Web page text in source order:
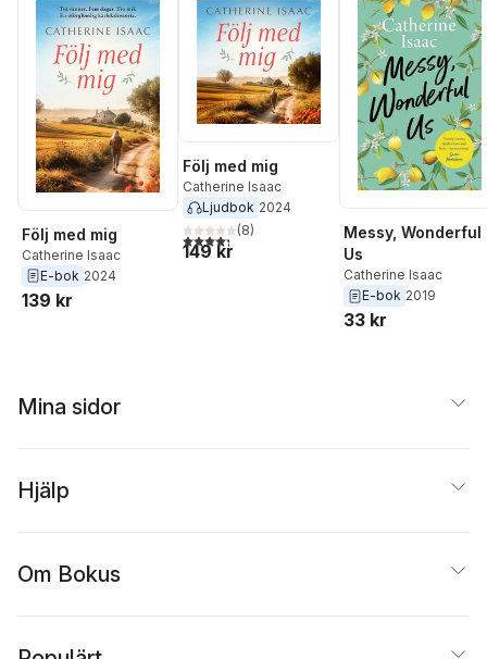
Följ med mig
Catherine Isaac
E-bok 2024
139 kr
Följ med mig
Catherine Isaac
Ljudbok 2024
4,3utav 5 stjärnor. Totalt antal röster:
(8)
149 kr
Messy, Wonderful
Us
Catherine Isaac
E-bok 2019
33 kr
Mina sidor
Hjälp
Om Bokus